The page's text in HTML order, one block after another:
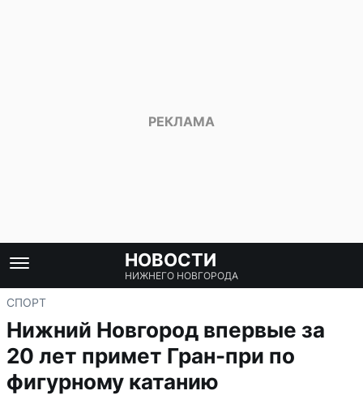
НОВОСТИ
НИЖНЕГО НОВГОРОДА
СПОРТ
Нижний Новгород впервые за
20 лет примет Гран-при по
фигурному катанию